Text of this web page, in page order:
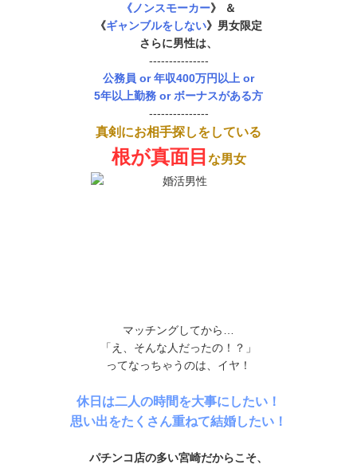
《ノンスモーカー》
＆
《ギャンブルをしない》男女限定
さらに男性は、
---------------
公務員 or 年収400万円以上 or
5年以上勤務 or ボーナスがある方
---------------
真剣にお相手探しをしている
根が真面目 な男女
マッチングしてから…
「え、そんな人だったの！？」
ってなっちゃうのは、イヤ！
休日は二人の時間を大事にしたい！
思い出をたくさん重ねて結婚したい！
パチンコ店の多い宮崎だからこそ、